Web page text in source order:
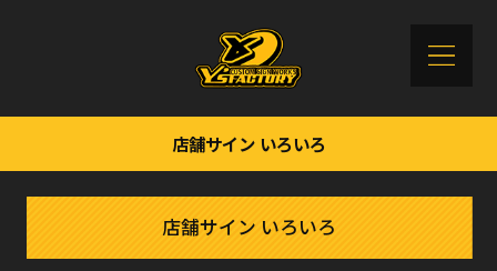
店舗サイン いろいろ
店舗サイン いろいろ